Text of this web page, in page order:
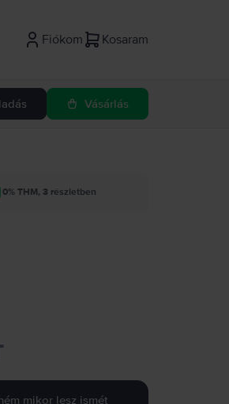
Fiókom Kosaram
Vásárlás
0% THM, 3 részletben
mikor lesz ismét